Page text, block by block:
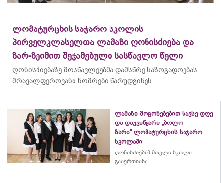
ლომატურცხის საჯარო სკოლის
პირველკლასელთა ლამაზი ღონისძიება და
ზარ-ზეიმით შეჯამებული სასწავლო წელი
ღონისძიებაზე მოსწავლეებმა დამსწრე საზოგადოებას
მრავალფეროვანი ნომრები წარუდგინეს
ლამაზი მოგონებებით სავსე დღე
და დაუვიწყარი „ბოლო
ზარი“ ლომატურცხის საჯარო
სკოლაში
ღონისძიებამ მთელი სკოლა
გააერთიანა